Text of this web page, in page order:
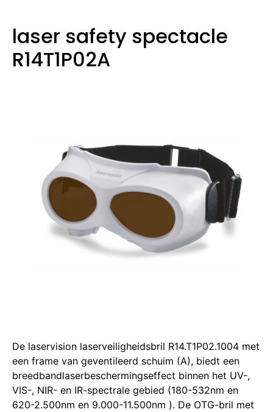
laser safety spectacle
R14T1P02A
De laservision laserveiligheidsbril R14.T1P02.1004 met
een frame van geventileerd schuim (A), biedt een
breedbandlaserbeschermingseffect binnen het UV-,
VIS-, NIR- en IR-spectrale gebied (180-532nm en
620-2.500nm en 9.000-11.500nm ). De OTG-bril met